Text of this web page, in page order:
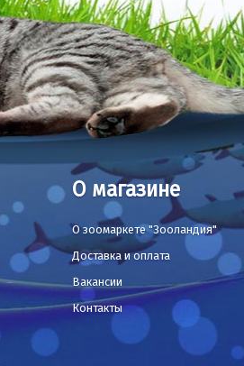
О магазине
О зоомаркете "Зооландия"
Доставка и оплата
Вакансии
Контакты